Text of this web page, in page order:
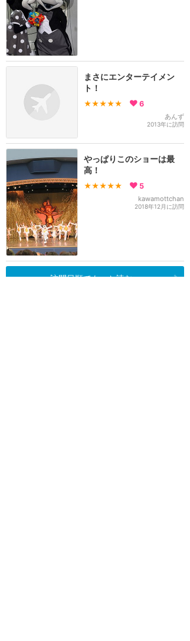
まさにエンターテイメン
ト！
★★★★★ 6
あんず
2013年に訪問
やっぱりこのショーは最
高！
★★★★★ 5
kawamottchan
2018年12月に訪問
訪問日順でもっと読む